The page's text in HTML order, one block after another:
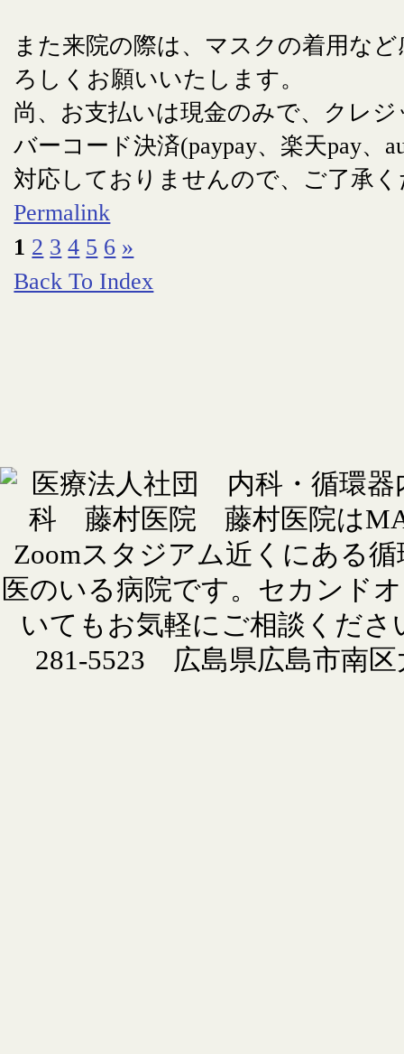
また来院の際は、マスクの着用な
ろしくお願いいたします。
尚、お支払いは現金のみで、クレ
バーコード決済(paypay、楽天pay、
対応しておりませんので、ご了承
Permalink
1 2 3 4 5 6 »
Back To Index